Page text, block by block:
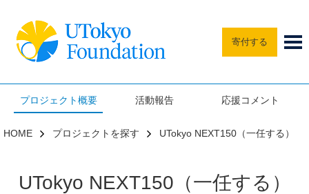
寄付する
HOME プロジェクトを探す UTokyo NEXT150（一任する）
UTokyo NEXT150（一任する）
プロジェクト概要 活動報告 応援コメント